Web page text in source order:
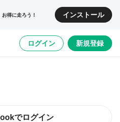
得に走ろう！ インストール
ログイン 新規登録
でログイン